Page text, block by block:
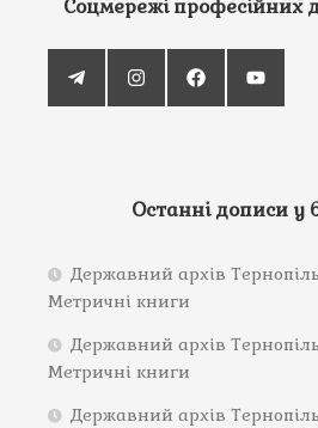
Соцмережі професійних
Останні дописи у
Державний архів
Метричні книги
Державний архів
Метричні книги
Державний архів